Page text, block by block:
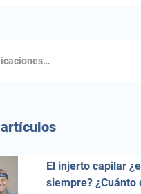
artículos
El injerto capilar
siempre? ¿Cuánto